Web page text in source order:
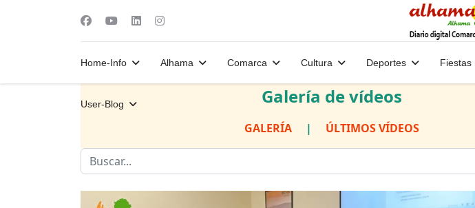
Home-Info Alhama Comarca Cultura Deportes Fiestas
User-Blog Galería de vídeos
GALERÍA | ÚLTIMOS VÍDEOS